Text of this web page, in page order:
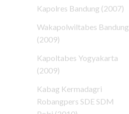
Kapolres Bandung (2007)
Wakapolwiltabes Bandung
(2009)
Kapoltabes Yogyakarta
(2009)
Kabag Kermadagri
Robangpers SDE SDM